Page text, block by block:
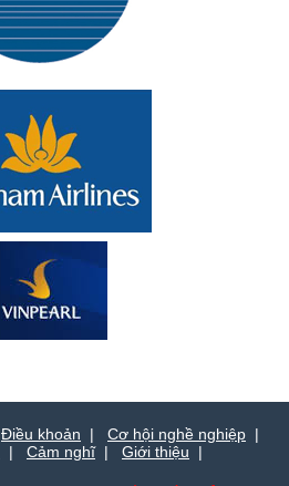
Điều khoản | Cơ hội nghề nghiệp |
| Cảm nghĩ| Giới thiệu |